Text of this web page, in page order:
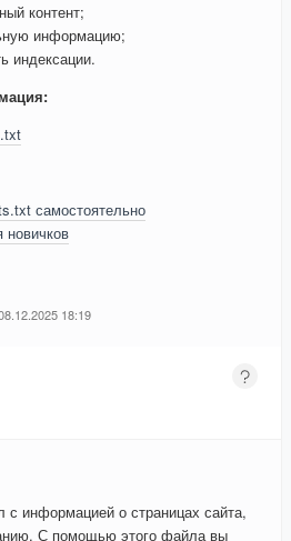
контент;
информацию;
индексации.
самостоятельно
18:19
информацией о страницах сайта,
С помощью этого файла вы